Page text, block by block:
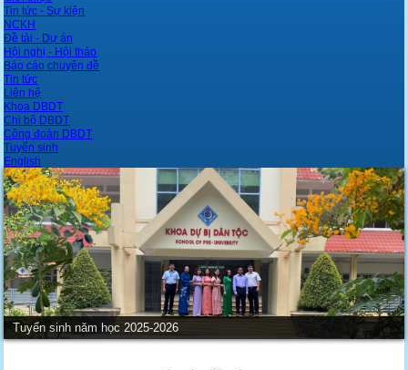
Tin tức - Sự kiện
NCKH
Đề tài - Dự án
Hội nghị - Hội thảo
Báo cáo chuyên đề
Tin tức
Liên hệ
Khoa DBDT
Chi bộ DBDT
Công đoàn DBDT
Tuyển sinh
English
Tuyển sinh năm học 2025-2026